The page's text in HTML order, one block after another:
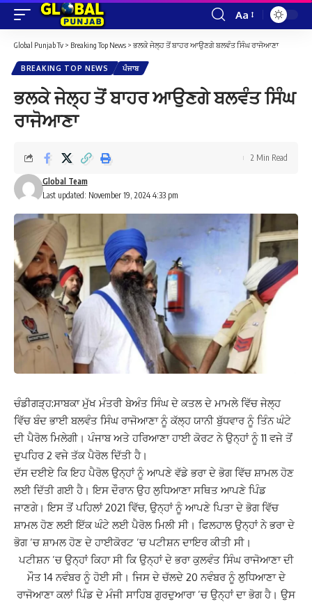
Font
Resizer
Aa
Global Punjab Tv > Breaking Top News > ਭਲਕੇ ਜੇਲ੍ਹ ਤੋਂ ਬਾਹਰ ਆਉਣਗੇ ਬਲਵੰਤ ਸਿੰਘ ਰਾਜੋਆਣਾ
BREAKING TOP NEWS ਪੰਜਾਬ
ਭਲਕੇ ਜੇਲ੍ਹ ਤੋਂ ਬਾਹਰ ਆਉਣਗੇ ਬਲਵੰਤ ਸਿੰਘ
ਰਾਜੋਆਣਾ
Last updated: November 19, 2024 4:33 pm
Global Team
2 Min Read
ਚੰਡੀਗੜ੍ਹ:ਸਾਬਕਾ ਮੁੱਖ ਮੰਤਰੀ ਬੇਅੰਤ ਸਿੰਘ ਦੇ ਕਤਲ ਦੇ ਮਾਮਲੇ ਵਿੱਚ ਜੇਲ੍ਹ
ਵਿੱਚ ਬੰਦ ਭਾਈ ਬਲਵੰਤ ਸਿੰਘ ਰਾਜੋਆਣਾ ਨੂੰ ਕੱਲ੍ਹ ਯਾਨੀ ਬੁੱਧਵਾਰ ਨੂੰ ਤਿੰਨ ਘੰਟੇ
ਦੀ ਪੈਰੋਲ ਮਿਲੇਗੀ। ਪੰਜਾਬ ਅਤੇ ਹਰਿਆਣਾ ਹਾਈ ਕੋਰਟ ਨੇ ਉਨ੍ਹਾਂ ਨੂੰ 11 ਵਜੇ ਤੋਂ
ਦੁਪਹਿਰ 2 ਵਜੇ ਤੱਕ ਪੈਰੋਲ ਦਿੱਤੀ ਹੈ।
ਦੱਸ ਦਈਏ ਕਿ ਇਹ ਪੈਰੋਲ ਉਨ੍ਹਾਂ ਨੂੰ ਆਪਣੇ ਵੱਡੇ ਭਰਾ ਦੇ ਭੋਗ ਵਿੱਚ ਸ਼ਾਮਲ ਹੋਣ
ਲਈ ਦਿੱਤੀ ਗਈ ਹੈ। ਇਸ ਦੌਰਾਨ ਉਹ ਲੁਧਿਆਣਾ ਸਥਿਤ ਆਪਣੇ ਪਿੰਡ
ਜਾਣਗੇ। ਇਸ ਤੋਂ ਪਹਿਲਾਂ 2021 ਵਿੱਚ, ਉਨ੍ਹਾਂ ਨੂੰ ਆਪਣੇ ਪਿਤਾ ਦੇ ਭੋਗ ਵਿੱਚ
ਸ਼ਾਮਲ ਹੋਣ ਲਈ ਇੱਕ ਘੰਟੇ ਲਈ ਪੈਰੋਲ ਮਿਲੀ ਸੀ। ਫਿਲਹਾਲ ਉਨ੍ਹਾਂ ਨੇ ਭਰਾ ਦੇ
ਭੋਗ ’ਚ ਸ਼ਾਮਲ ਹੋਣ ਦੇ ਹਾਈਕੋਰਟ ’ਚ ਪਟੀਸ਼ਨ ਦਾਇਰ ਕੀਤੀ ਸੀ।
ਪਟੀਸ਼ਨ ’ਚ ਉਨ੍ਹਾਂ ਕਿਹਾ ਸੀ ਕਿ ਉਨ੍ਹਾਂ ਦੇ ਭਰਾ ਕੁਲਵੰਤ ਸਿੰਘ ਰਾਜੋਆਣਾ ਦੀ
ਮੌਤ 14 ਨਵੰਬਰ ਨੂੰ ਹੋਈ ਸੀ। ਜਿਸ ਦੇ ਚੱਲਦੇ 20 ਨਵੰਬਰ ਨੂੰ ਲੁਧਿਆਣਾ ਦੇ
ਰਾਜੋਆਣਾ ਕਲਾਂ ਪਿੰਡ ਦੇ ਮੰਜੀ ਸਾਹਿਬ ਗੁਰਦੁਆਰਾ ’ਚ ਉਨ੍ਹਾਂ ਦਾ ਭੋਗ ਹੈ। ਉਸ